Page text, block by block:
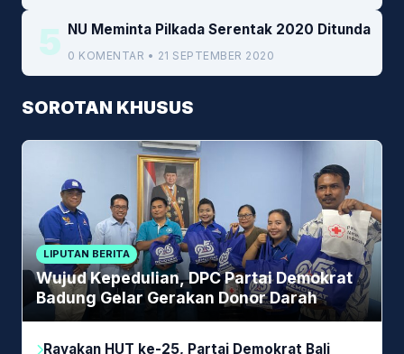
5 NU Meminta Pilkada Serentak 2020 Ditunda
0 KOMENTAR • 21 SEPTEMBER 2020
SOROTAN KHUSUS
LIPUTAN BERITA
Wujud Kepedulian, DPC Partai Demokrat
Badung Gelar Gerakan Donor Darah
Rayakan HUT ke-25, Partai Demokrat Bali